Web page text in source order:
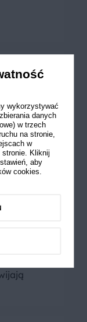
trzeba
poparzę
wykorzystywać
danych
w trzech
na stronie,
w
Kliknij
aby
cookies.